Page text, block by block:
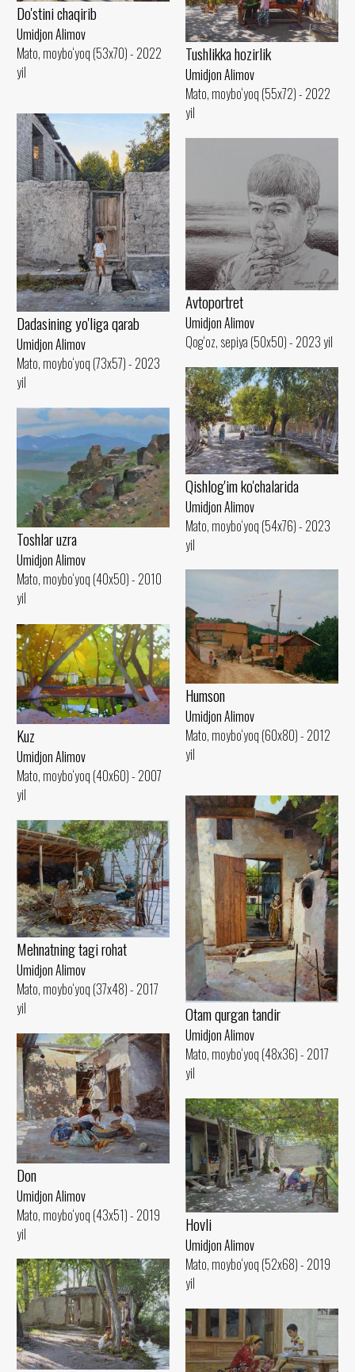
Do'stini chaqirib
Umidjon Alimov
Mato, moybo‘yoq (53x70) - 2022
yil
Tushlikka hozirlik
Umidjon Alimov
Mato, moybo‘yoq (55x72) - 2022
yil
Dadasining yo'liga qarab
Umidjon Alimov
Mato, moybo‘yoq (73x57) - 2023
yil
Avtoportret
Umidjon Alimov
Qog‘oz, sepiya (50x50) - 2023 yil
Qishlog'im ko'chalarida
Umidjon Alimov
Mato, moybo‘yoq (54x76) - 2023
yil
Toshlar uzra
Umidjon Alimov
Mato, moybo‘yoq (40x50) - 2010
yil
Humson
Umidjon Alimov
Mato, moybo‘yoq (60x80) - 2012
yil
Kuz
Umidjon Alimov
Mato, moybo‘yoq (40x60) - 2007
yil
Otam qurgan tandir
Umidjon Alimov
Mato, moybo‘yoq (48x36) - 2017
yil
Mehnatning tagi rohat
Umidjon Alimov
Mato, moybo‘yoq (37x48) - 2017
yil
Don
Umidjon Alimov
Mato, moybo‘yoq (43x51) - 2019
yil
Hovli
Umidjon Alimov
Mato, moybo‘yoq (52x68) - 2019
yil